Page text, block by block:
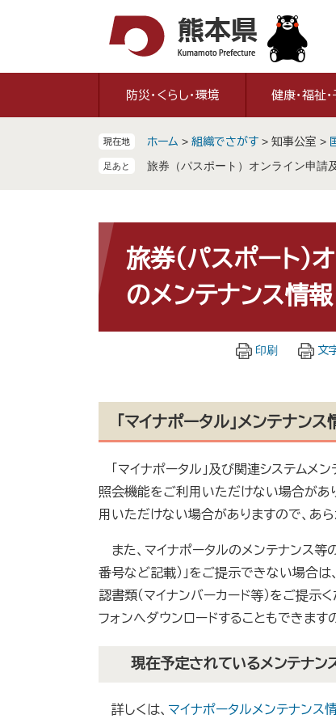
防災・くらし・環境 健康・福祉
現在地 ホーム > 組織でさがす > 知事公室 >
旅券（パスポート）オンライン申請
文
旅券（パスポート）
のメンテナンス情報
印刷 文
「マイナポータル」メンテナンス
「マイナポータル」及び関連システムメ
照会機能をご利用いただけない場合があ
用いただけない場合がありますので、あ
また、マイナポータルのメンテナンス等
番号など記載）」をご提示できない場合
認書類（マイナンバーカード等）をご提示
フォンへダウンロードすることもできます
現在予定されているメンテナン
詳しくは、 マイナポータルメンテナンス